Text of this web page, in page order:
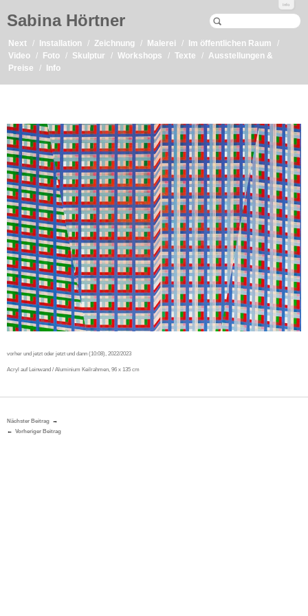
Sabina Hörtner
Info
Next Installation Zeichnung Malerei
Im öffentlichen Raum
Video
Foto Skulptur Workshops Texte
Ausstellungen &
Preise
Info
vorher und jetzt oder jetzt und dann (10:08), 2022/2023
Acryl auf Leinwand / Aluminium Keilrahmen, 96 x 135 cm
Nächster Beitrag
Vorheriger Beitrag